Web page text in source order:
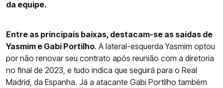
da equipe.
Entre as principais baixas, destacam-se as saídas de
Yasmim e Gabi Portilho. A lateral-esquerda Yasmim optou
por não renovar seu contrato após reunião com a diretoria
no final de 2023, e tudo indica que seguirá para o Real
Madrid, da Espanha. Já a atacante Gabi Portilho também